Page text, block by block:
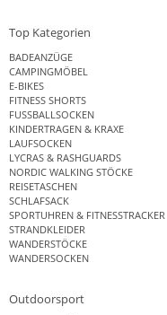
Top Kategorien
BADEANZÜGE
CAMPINGMÖBEL
E-BIKES
FITNESS SHORTS
FUSSBALLSOCKEN
KINDERTRAGEN & KRAXE
LAUFSOCKEN
LYCRAS & RASHGUARDS
NORDIC WALKING STÖCKE
REISETASCHEN
SCHLAFSACK
SPORTUHREN & FITNESSTRACKER
STRANDKLEIDER
WANDERSTÖCKE
WANDERSOCKEN
Outdoorsport